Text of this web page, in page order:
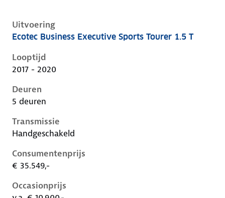
Uitvoering
Opel Insignia b, sports tourer 1.5 t, 121 kW, Benzine,
Ecotec Business Executive Sports Tourer 1.5 T
Looptijd
2017 - 2020
Deuren
5 deuren
Transmissie
Handgeschakeld
Consumentenprijs
€ 35.549,-
Occasionprijs